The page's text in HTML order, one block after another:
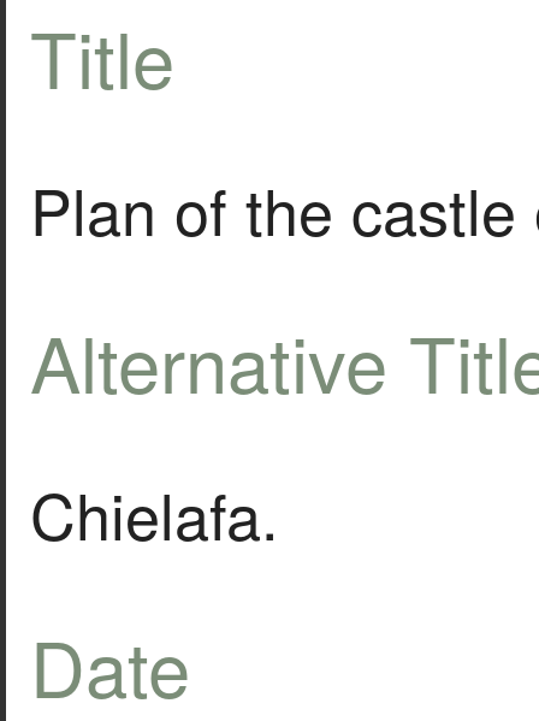
Title
Plan of the
Alternative
Chielafa.
Date